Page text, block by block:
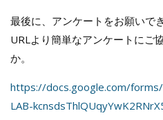
最後に、アンケートをお願いで
URLより簡単なアンケートにご
か。
https://docs.google.com/
LAB-